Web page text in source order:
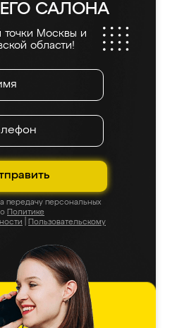
САЛОНА
точки Москвы и
области!
передачу персональных
Политике
Пользовательскому